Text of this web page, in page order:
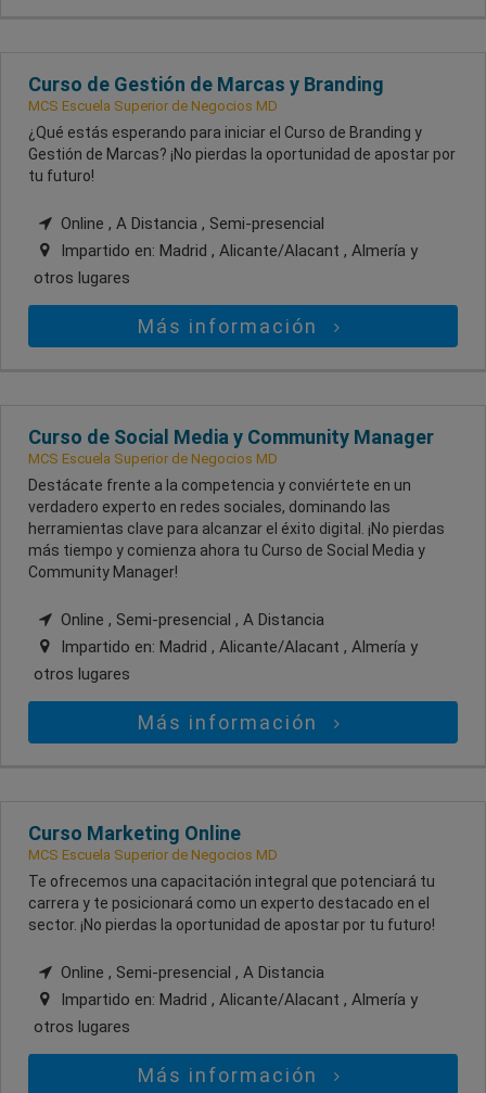
Curso de Gestión de Marcas y Branding
MCS Escuela Superior de Negocios MD
¿Qué estás esperando para iniciar el Curso de Branding y
Gestión de Marcas? ¡No pierdas la oportunidad de apostar por
tu futuro!
Online , A Distancia , Semi-presencial
Impartido en: Madrid , Alicante/Alacant , Almería y
otros lugares
Más información
Curso de Social Media y Community Manager
MCS Escuela Superior de Negocios MD
Destácate frente a la competencia y conviértete en un
verdadero experto en redes sociales, dominando las
herramientas clave para alcanzar el éxito digital. ¡No pierdas
más tiempo y comienza ahora tu Curso de Social Media y
Community Manager!
Online , Semi-presencial , A Distancia
Impartido en: Madrid , Alicante/Alacant , Almería y
otros lugares
Más información
Curso Marketing Online
MCS Escuela Superior de Negocios MD
Te ofrecemos una capacitación integral que potenciará tu
carrera y te posicionará como un experto destacado en el
sector. ¡No pierdas la oportunidad de apostar por tu futuro!
Online , Semi-presencial , A Distancia
Impartido en: Madrid , Alicante/Alacant , Almería y
otros lugares
Más información